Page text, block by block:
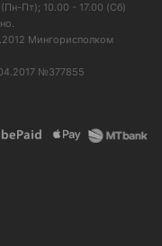
Пт); 10.00 - 17.00 (Сб)
Мингорисполком
№377855